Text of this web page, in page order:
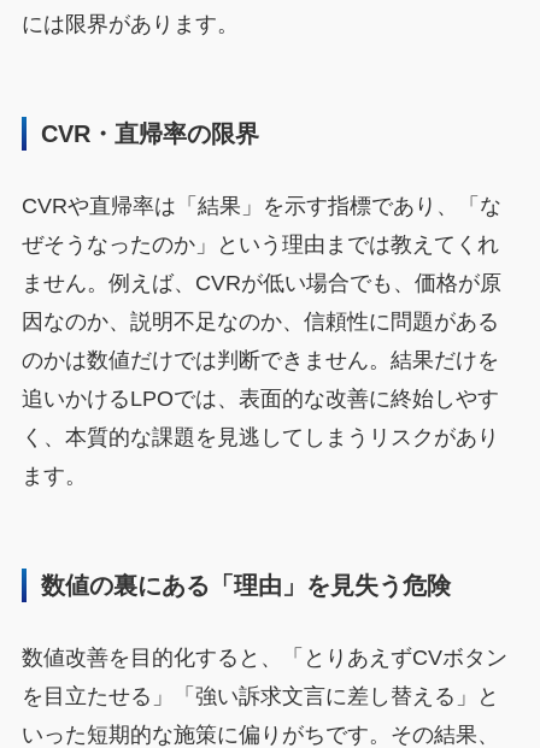
には限界があります。
CVR・直帰率の限界
CVRや直帰率は「結果」を示す指標であり、「な
ぜそうなったのか」という理由までは教えてくれ
ません。例えば、CVRが低い場合でも、価格が原
因なのか、説明不足なのか、信頼性に問題がある
のかは数値だけでは判断できません。結果だけを
追いかけるLPOでは、表面的な改善に終始しやす
く、本質的な課題を見逃してしまうリスクがあり
ます。
数値の裏にある「理由」を見失う危険
数値改善を目的化すると、「とりあえずCVボタン
を目立たせる」「強い訴求文言に差し替える」と
いった短期的な施策に偏りがちです。その結果、